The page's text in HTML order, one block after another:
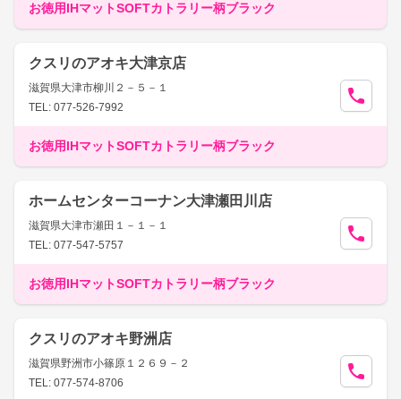
お徳用IHマットSOFTカトラリー柄ブラック
クスリのアオキ大津京店
滋賀県大津市柳川２－５－１
TEL: 077-526-7992
お徳用IHマットSOFTカトラリー柄ブラック
ホームセンターコーナン大津瀬田川店
滋賀県大津市瀬田１－１－１
TEL: 077-547-5757
お徳用IHマットSOFTカトラリー柄ブラック
クスリのアオキ野洲店
滋賀県野洲市小篠原１２６９－２
TEL: 077-574-8706